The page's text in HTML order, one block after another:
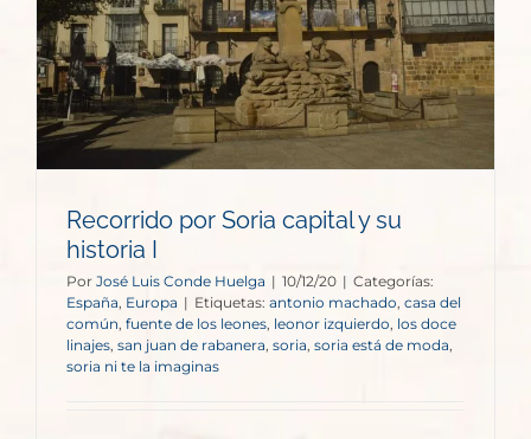
Recorrido por Soria capital y su
historia I
Por José Luis Conde Huelga | 10/12/20 | Categorías:
España, Europa | Etiquetas: antonio machado casa del
común fuente de los leones leonor izquierdo los doce
linajes san juan de rabanera soria, soria está de moda
soria ni te la imaginas